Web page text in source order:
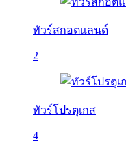
ทัวร์สกอตแลนด์
2
ทัวร์โปรตุเกส
4